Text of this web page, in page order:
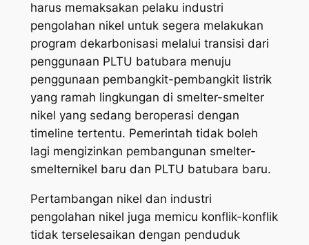
harus memaksakan pelaku industri
pengolahan nikel untuk segera melakukan
program dekarbonisasi melalui transisi dari
penggunaan PLTU batubara menuju
penggunaan pembangkit-pembangkit listrik
yang ramah lingkungan di smelter-smelter
nikel yang sedang beroperasi dengan
timeline tertentu. Pemerintah tidak boleh
lagi mengizinkan pembangunan smelter-
smelternikel baru dan PLTU batubara baru.
Pertambangan nikel dan industri
pengolahan nikel juga memicu konflik-konflik
tidak terselesaikan dengan penduduk